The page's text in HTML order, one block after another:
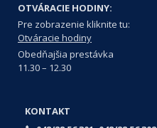
OTVÁRACIE HODINY:
Pre zobrazenie kliknite tu:
Otváracie hodiny
Obedňajšia prestávka
11.30 – 12.30
KONTAKT